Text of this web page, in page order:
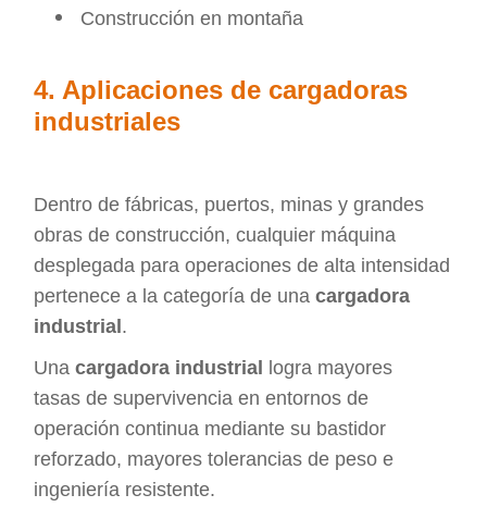
Construcción en montaña
4. Aplicaciones de cargadoras
industriales
Dentro de fábricas, puertos, minas y grandes
obras de construcción, cualquier máquina
desplegada para operaciones de alta intensidad
pertenece a la categoría de unacargadora
industrial.
Unacargadora industrial logra mayores
tasas de supervivencia en entornos de
operación continua mediante su bastidor
reforzado, mayores tolerancias de peso e
ingeniería resistente.